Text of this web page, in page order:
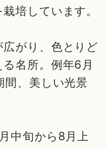
培しています。
がり、色とりど
名所。例年6月
、美しい光景
中旬から8月上